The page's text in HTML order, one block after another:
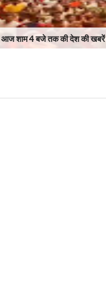
आज शाम 4 बजे तक की देश की खबरें